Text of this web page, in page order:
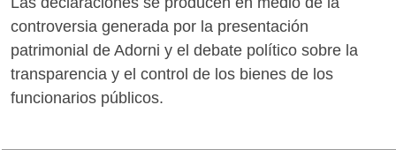
controversia generada por la presentación
patrimonial de Adorni y el debate político sobre la
transparencia y el control de los bienes de los
funcionarios públicos.